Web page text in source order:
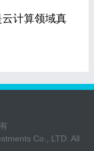
计算领域真
Co., LTD. All